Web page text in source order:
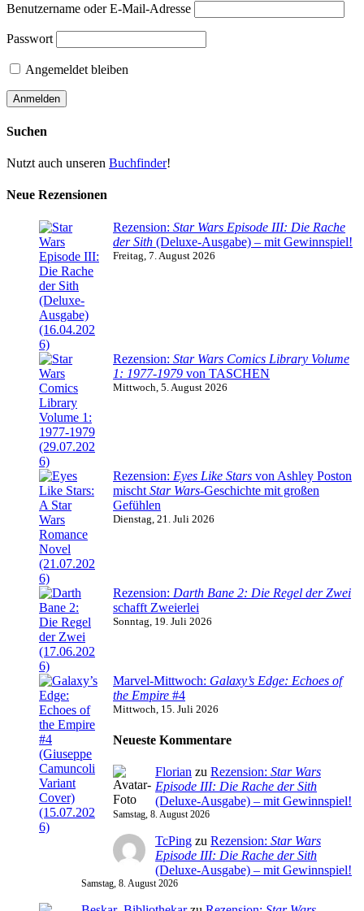
Benutzername oder E-Mail-Adresse
Passwort
Angemeldet bleiben
Suchen
Nutzt auch unseren Buchfinder!
Neue Rezensionen
Rezension: Star Wars Episode III: Die Rache
der Sith (Deluxe-Ausgabe) – mit Gewinnspiel!
Freitag, 7. August 2026
Rezension: Star Wars Comics Library Volume
1: 1977-1979 von TASCHEN
Mittwoch, 5. August 2026
Rezension: Eyes Like Stars von Ashley Poston
mischt Star Wars-Geschichte mit großen
Gefühlen
Dienstag, 21. Juli 2026
Rezension: Darth Bane 2: Die Regel der Zwei
schafft Zweierlei
Sonntag, 19. Juli 2026
Marvel-Mittwoch: Galaxy’s Edge: Echoes of
the Empire #4
Mittwoch, 15. Juli 2026
Neueste Kommentare
Florian zu Rezension: Star Wars
Episode III: Die Rache der Sith
(Deluxe-Ausgabe) – mit Gewinnspiel!
Samstag, 8. August 2026
TcPing zu Rezension: Star Wars
Episode III: Die Rache der Sith
(Deluxe-Ausgabe) – mit Gewinnspiel!
Samstag, 8. August 2026